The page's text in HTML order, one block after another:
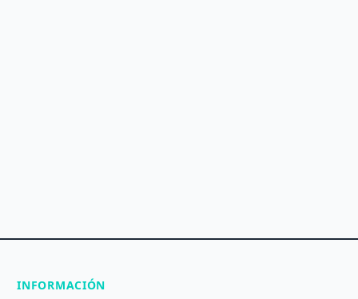
INFORMACIÓN